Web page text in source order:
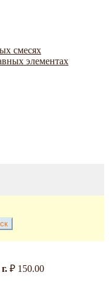
смесях
элементах
₽ 150.00